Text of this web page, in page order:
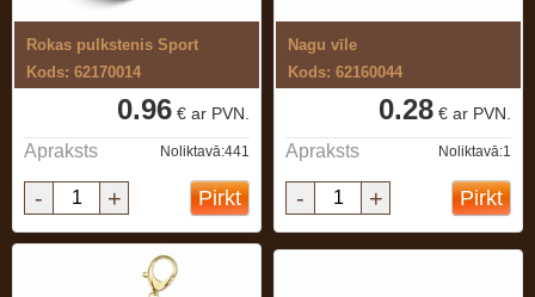
Rokas pulkstenis Sport
Kods: 62170014
0.96 € ar PVN.
Apraksts Noliktavā:441
- + Pirkt
Nagu vīle
Kods: 62160044
0.28 € ar PVN.
Apraksts Noliktavā:1
- + Pirkt